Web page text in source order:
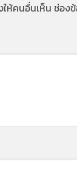
ห้คนอื่นเห็น ช่อง